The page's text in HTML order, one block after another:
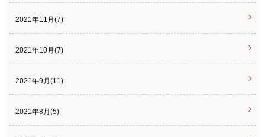
2021年11月(7)
2021年10月(7)
2021年9月(11)
2021年8月(5)